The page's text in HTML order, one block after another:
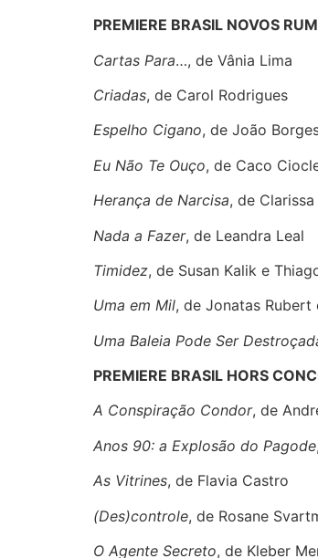
PREMIERE BRASIL NOVOS
Cartas Para…, de Vânia Lima
Criadas, de Carol Rodrigues
Espelho Cigano, de João
Eu Não Te Ouço, de Caco
Herança de Narcisa, de
Nada a Fazer, de Leandra Leal
Timidez, de Susan Kalik e
Uma em Mil, de Jonatas Rubert
Uma Baleia Pode Ser
PREMIERE BRASIL HORS
A Conspiração Condor, de
Anos 90: a Explosão do Pagode
As Vitrines, de Flavia Castro
(Des)controle, de Rosane
O Agente Secreto, de Kleber